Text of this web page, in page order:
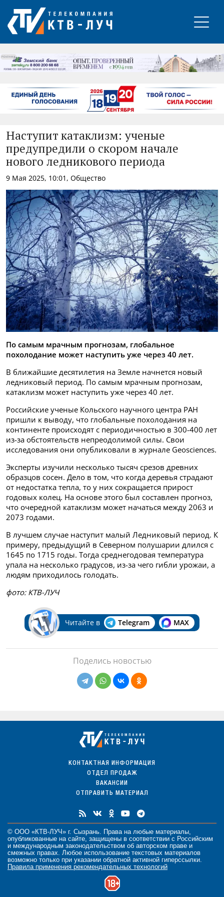
РЕКЛАМА
Наступит катаклизм: ученые
предупредили о скором начале
нового ледникового периода
9 Мая 2025, 10:01, Общество
По самым мрачным прогнозам, глобальное
похолодание может наступить уже через 40 лет.
В ближайшие десятилетия на Земле начнется новый
ледниковый период. По самым мрачным прогнозам,
катаклизм может наступить уже через 40 лет.
Российские ученые Кольского научного центра РАН
пришли к выводу, что глобальные похолодания на
континенте происходят с периодичностью в 300-400 лет
из-за обстоятельств непреодолимой силы. Свои
исследования они опубликовали в журнале Geosciences.
Эксперты изучили несколько тысяч срезов древних
образцов сосен. Дело в том, что когда деревья страдают
от недостатка тепла, то у них сокращается прирост
годовых колец. На основе этого был составлен прогноз,
что очередной катаклизм может начаться между 2063 и
2073 годами.
В лучшем случае наступит малый Ледниковый период. К
примеру, предыдущий в Северном полушарии длился с
1645 по 1715 годы. Тогда среднегодовая температура
упала на несколько градусов, из-за чего гибли урожаи, а
людям приходилось голодать.
фото: КТВ-ЛУЧ
Читайте в Telegram MAX
Поделись новостью
КОНТАКТНАЯ ИНФОРМАЦИЯ
ОТДЕЛ ПРОДАЖ
ВАКАНСИИ
ОТПРАВИТЬ МАТЕРИАЛ
© ООО «КТВ-ЛУЧ» г. Сызрань. Права на любые материалы
опубликованные на сайте, защищены в соответствии с Российским
и международным законодательством об авторском праве и
смежных правах. Любое использование текстовых материалов
возможно только при указании обратной активной гиперссылки.
Правила применения рекомендательных технологий